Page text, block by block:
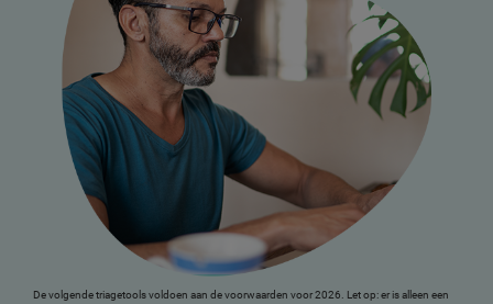
De volgende triagetools voldoen aan de voorwaarden voor 2026. Let op: er is alleen een